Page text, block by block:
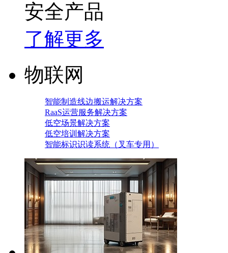
安全产品
了解更多
物联网
智能制造线边搬运解决方案
RaaS运营服务解决方案
低空场景解决方案
低空培训解决方案
智能标识识读系统（叉车专用）